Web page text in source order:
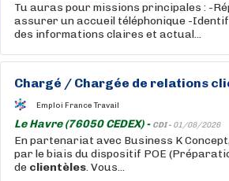
Tu auras pour missions principales : -
assurer un accueil téléphonique -
des informations claires et actual...
Chargé / Chargée de relations
Emploi France Travail
Le Havre (76050 CEDEX) - CDI - 01/08/2026
En partenariat avec Business K
par le biais du dispositif POE
de clientèles. Vous...